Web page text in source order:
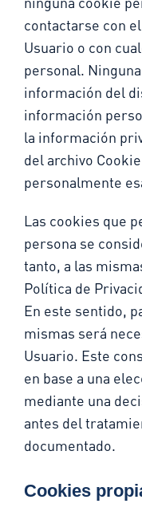
contactarse con
Usuario o con
personal.
información del
información
la información
del archivo
personalmente
Las cookies que
persona se
tanto, a las
Política de
En este sentido,
mismas será
Usuario. Este
en base a una
mediante una
antes del
documentado.
Cookies